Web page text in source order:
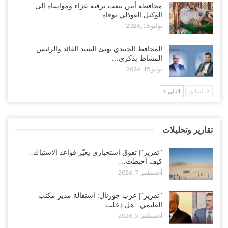
الوطن” تبدأ الانتشار..!
أغسطس 5, 2026
خلافات الرواتب تشعل مواجهة داخل معسكر التحالف… والإصلاح يصعّد
في جبهات مأرب وتعز والضالع..!
أغسطس 5, 2026
السعودية تُصعّد الحصار على اليمنيين.. وقرار بحرمان طلاب الشمال من
العليمي يشغل خصومه بمعارك التعيينات.. وتحركات موازية للسيطرة على
ملفات المال والنفط..!
أغسطس 5, 2026
“تقرير“| الحظر البحري يعيد رسم خرائط الشحن إلى السعودية.. ناقلات
النفط تلتف حول أفريقيا وسفن تعلن: “لا توجد شحنة…
أغسطس 4, 2026
محافظة أبين يبعث برقية عزاء ومواساة إلى
الوكيل العوذلي بوفاة…
يوليو 16, 2026
المحافظ الجنيدي يهنئ السيد القائد والرئيس
المشاط بذكرى…
يونيو 15, 2026
السابق التالي
تقارير وتحليلات
“تقرير“| تفوق استخباري يغيّر قواعد الاشتباك..
كيف أحبطت…
أغسطس 7, 2026
“تقرير“| عرب جورنال: استقالة مدير مكتب
العليمي.. هل دخلت…
أغسطس 5, 2026